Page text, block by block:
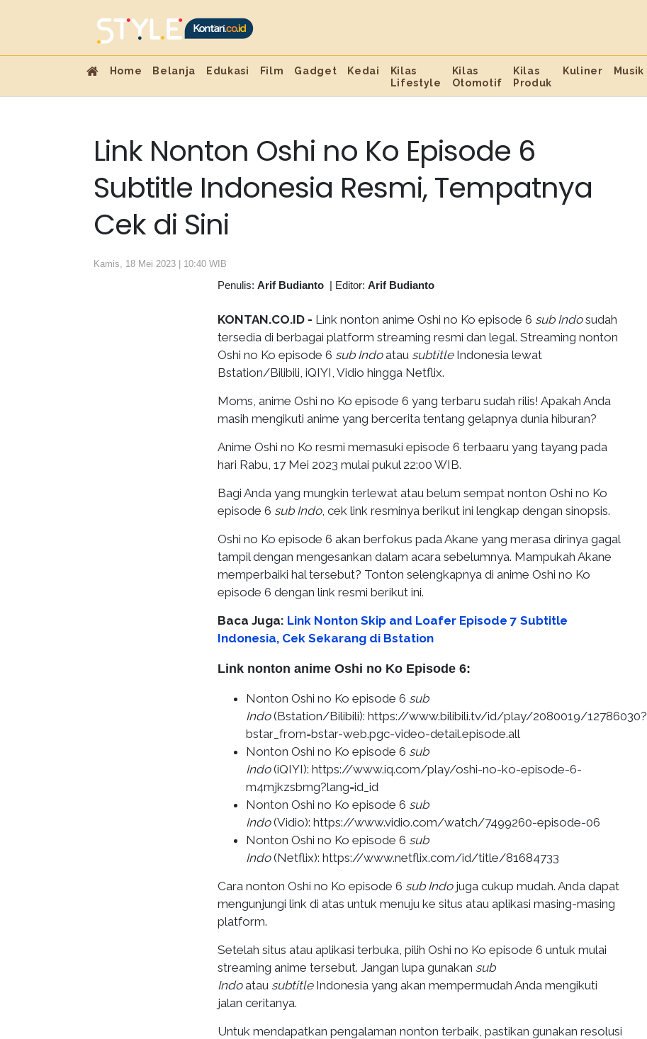
Home Belanja Edukasi Film Gadget Kedai
Kilas
Lifestyle
Kilas
Otomotif
Kilas
Produk
Kuliner Musik
Link Nonton Oshi no Ko Episode 6
Subtitle Indonesia Resmi, Tempatnya
Cek di Sini
Kamis, 18 Mei 2023 | 10:40 WIB
Penulis: Arif Budianto | Editor: Arif Budianto
KONTAN.CO.ID - Link nonton anime Oshi no Ko episode 6 sub Indosudah
tersedia di berbagai platform streaming resmi dan legal. Streaming nonton
Oshi no Ko episode 6 sub Indoatau subtitleIndonesia lewat
Bstation/Bilibili, iQIYI, Vidio hingga Netflix.
Moms, anime Oshi no Ko episode 6 yang terbaru sudah rilis! Apakah Anda
masih mengikuti anime yang bercerita tentang gelapnya dunia hiburan?
Anime Oshi no Ko resmi memasuki episode 6 terbaaru yang tayang pada
hari Rabu, 17 Mei 2023 mulai pukul 22:00 WIB.
Bagi Anda yang mungkin terlewat atau belum sempat nonton Oshi no Ko
episode 6 sub Indo, cek link resminya berikut ini lengkap dengan sinopsis.
Oshi no Ko episode 6 akan berfokus pada Akane yang merasa dirinya gagal
tampil dengan mengesankan dalam acara sebelumnya. Mampukah Akane
memperbaiki hal tersebut? Tonton selengkapnya di anime Oshi no Ko
episode 6 dengan link resmi berikut ini.
Baca Juga: Link Nonton Skip and Loafer Episode 7 Subtitle
Indonesia, Cek Sekarang di Bstation
Link nonton anime Oshi no Ko Episode 6:
Nonton Oshi no Ko episode 6 sub
Indo(Bstation/Bilibili): https://www.bilibili.tv/id/play/2080019/12786030?
bstar_from=bstar-web.pgc-video-detail.episode.all
Nonton Oshi no Ko episode 6 sub
Indo(iQIYI): https://www.iq.com/play/oshi-no-ko-episode-6-
m4mjkzsbmg?lang=id_id
Nonton Oshi no Ko episode 6 sub
Indo(Vidio): https://www.vidio.com/watch/7499260-episode-06
Nonton Oshi no Ko episode 6 sub
Indo(Netflix): https://www.netflix.com/id/title/81684733
Cara nonton Oshi no Ko episode 6 sub Indojuga cukup mudah. Anda dapat
mengunjungi link di atas untuk menuju ke situs atau aplikasi masing-masing
platform.
Setelah situs atau aplikasi terbuka, pilih Oshi no Ko episode 6 untuk mulai
streaming anime tersebut. Jangan lupa gunakan sub
Indoatau subtitleIndonesia yang akan mempermudah Anda mengikuti
jalan ceritanya.
Untuk mendapatkan pengalaman nonton terbaik, pastikan gunakan resolusi